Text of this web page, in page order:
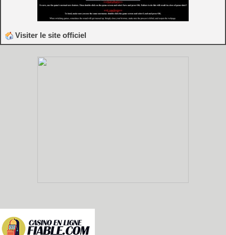
Visiter le site officiel